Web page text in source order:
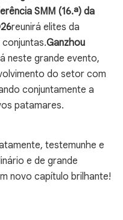
SMM (16.ª) da
reunirá elites da
Ganzhou
neste grande evento,
do setor com
conjuntamente a
patamares.
testemunhe e
e de grande
novo capítulo brilhante!